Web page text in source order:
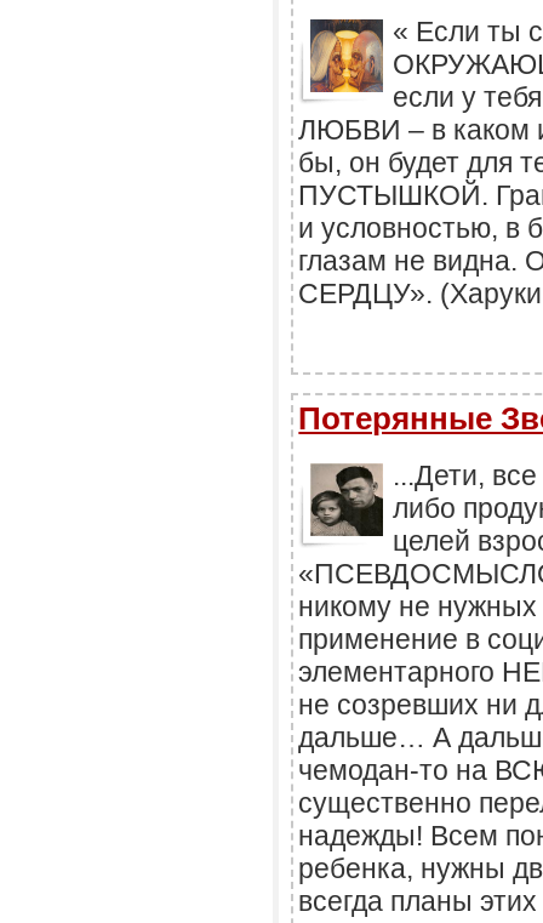
« Если ты
если у
ЛЮБВИ – в каком
бы, он будет для
ПУСТЫШКОЙ.
и условностью, в
глазам не
СЕРДЦУ».
Потерянные
...Дети,
либо
целей
никому не
применение в
элементарного
не созревших ни
дальше… А
чемодан-то на
существенно
надежды! Всем
ребенка, нужны
всегда планы